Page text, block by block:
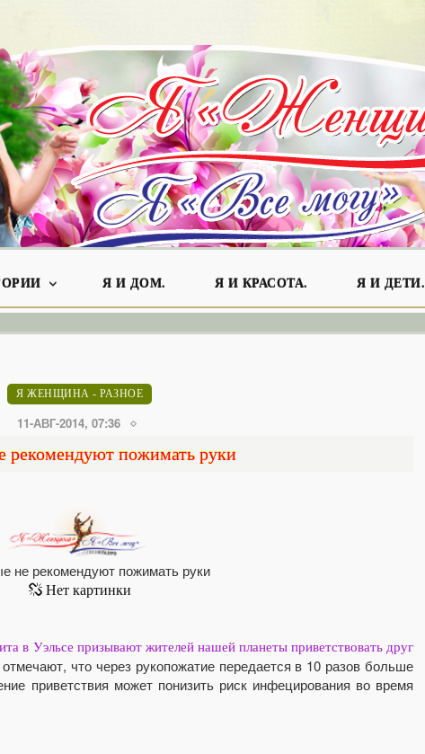
Я И ДОМ. Я И КРАСОТА. Я И ДЕТИ.
Я ЖЕНЩИНА - РАЗНОЕ
11-АВГ-2014, 07:36
рекомендуют пожимать руки
в Уэльсе призывают жителей нашей планеты приветствовать друг
что через рукопожатие передается в 10 разов больше
приветствия может понизить риск инфецирования во время